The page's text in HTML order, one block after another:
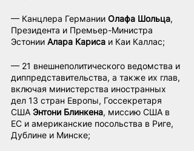
— Канцлера Германии Олафа Шольца,
Президента и Премьер-Министра
Эстонии Алара Кариса и Каи Каллас;
— 21 внешнеполитического ведомства и
диппредставительства, а также их глав,
включая министерства иностранных
дел 13 стран Европы, Госсекретаря
США Энтони Блинкена, миссию США в
ЕС и американские посольства в Риге,
Дублине и Минске;